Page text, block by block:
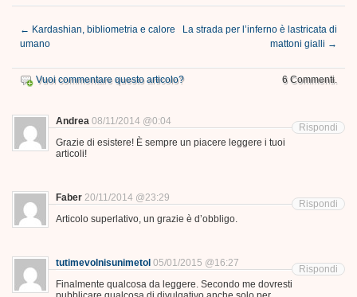
← Kardashian, bibliometria e calore
umano
La strada per l’inferno è lastricata di
mattoni gialli →
Vuoi commentare questo articolo? 6 Commenti.
Andrea 08/11/2014 @0:04
Grazie di esistere! È sempre un piacere leggere i tuoi
articoli!
Rispondi
Faber 20/11/2014 @23:29
Articolo superlativo, un grazie è d’obbligo.
Rispondi
tutimevolnisunimetol 05/01/2015 @16:27
Finalmente qualcosa da leggere. Secondo me dovresti
Rispondi